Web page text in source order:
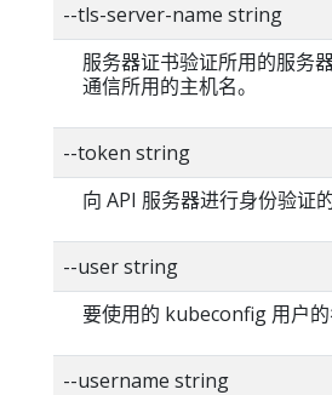
--tls-server-name string
服务器证书验证所用的服务
通信所用的主机名。
--token string
向 API 服务器进行身份验证
--user string
要使用的 kubeconfig 用户的
--username string